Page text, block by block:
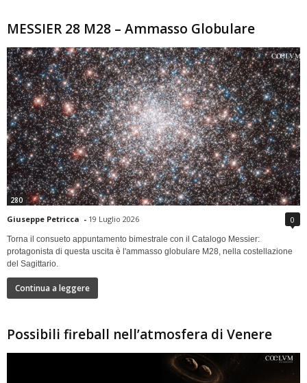
MESSIER 28 M28 – Ammasso Globulare
280
Giuseppe Petricca - 19 Luglio 2026 0
Torna il consueto appuntamento bimestrale con il Catalogo Messier:
protagonista di questa uscita è l'ammasso globulare M28, nella costellazione
del Sagittario.
Continua a leggere
Possibili fireball nell’atmosfera di Venere